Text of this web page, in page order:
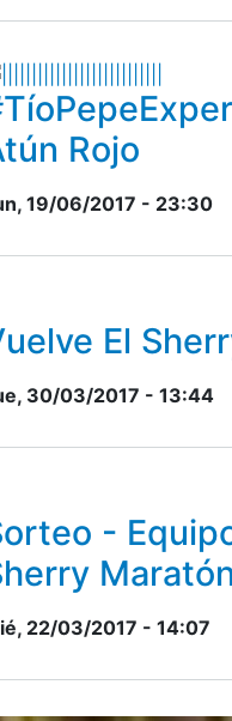
Rojo
19/06/2017 - 23:30
El
30/03/2017 - 13:44
-
22/03/2017 - 14:07